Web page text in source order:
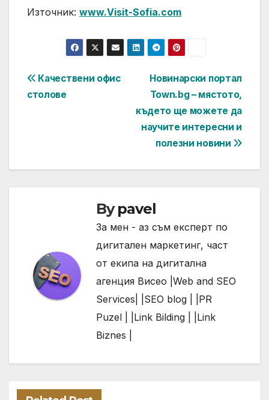
Източник: www.Visit-Sofia.com
Post
Новинарски портал
Town.bg – мястото,
където ще можете да
научите интересни и
полезни новини
Качествени офис
столове
Bypavel
За мен - аз съм експерт по
дигитален маркетинг, част
от екипа на дигитална
агенция Висео | Web and SEO
Services| | SEO blog | | PR
Puzel | | Link Bilding | | Link
Biznes |